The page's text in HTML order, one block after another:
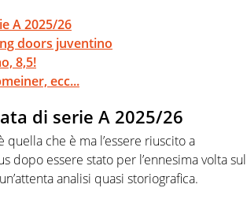
A 2025/26
doors juventino
8,5!
ecc...
di serie A 2025/26
quella che è ma l’essere riuscito a
dopo essere stato per l’ennesima volta sul
analisi quasi storiografica.